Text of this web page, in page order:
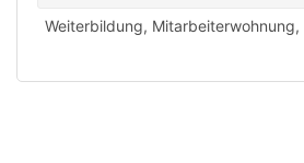
Weiterbildung, Mitarbeiterwohnung,